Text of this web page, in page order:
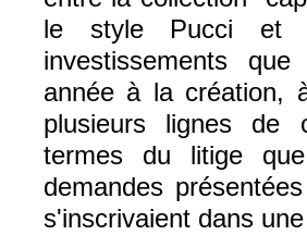
le style Pucci et
investissements
année à la création,
plusieurs lignes de
termes du litige
demandes
s'inscrivaient dans